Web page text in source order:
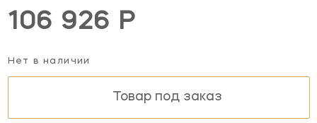
106 926 Р
Нет в наличии
Товар под заказ